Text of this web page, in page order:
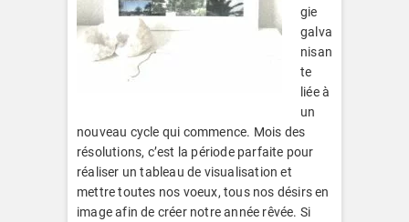
gie
galva
nisan
te
liée à
un
nouveau cycle qui commence. Mois des
résolutions, c’est la période parfaite pour
réaliser un tableau de visualisation et
mettre toutes nos voeux, tous nos désirs en
image afin de créer notre année rêvée. Si